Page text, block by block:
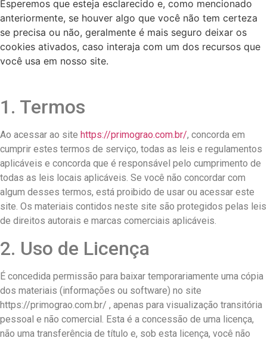
Esperemos que esteja esclarecido e, como mencionado
anteriormente, se houver algo que você não tem certeza
se precisa ou não, geralmente é mais seguro deixar os
cookies ativados, caso interaja com um dos recursos que
você usa em nosso site.
1. Termos
Ao acessar ao site https://primograo.com.br/, concorda em
cumprir estes termos de serviço, todas as leis e regulamentos
aplicáveis ​​e concorda que é responsável pelo cumprimento de
todas as leis locais aplicáveis. Se você não concordar com
algum desses termos, está proibido de usar ou acessar este
site. Os materiais contidos neste site são protegidos pelas leis
de direitos autorais e marcas comerciais aplicáveis.
2. Uso de Licença
É concedida permissão para baixar temporariamente uma cópia
dos materiais (informações ou software) no site
https://primograo.com.br/ , apenas para visualização transitória
pessoal e não comercial. Esta é a concessão de uma licença,
não uma transferência de título e, sob esta licença, você não